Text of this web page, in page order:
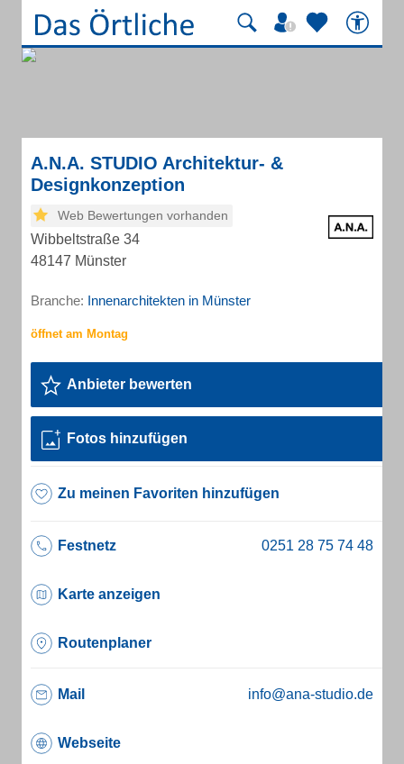
A.N.A. STUDIO Architektur- &
Designkonzeption
Web Bewertungen vorhanden
Wibbeltstraße 34
48147 Münster
Branche: Innenarchitekten in Münster
Anbieter bewerten
Fotos hinzufügen
Zu meinen Favoriten hinzufügen
Festnetz
Karte anzeigen
Routenplaner
Mail info@ana-studio.de
Webseite